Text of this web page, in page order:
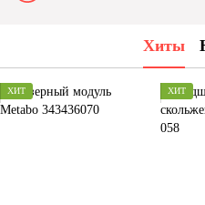
Хиты
ХИТ ХИТ